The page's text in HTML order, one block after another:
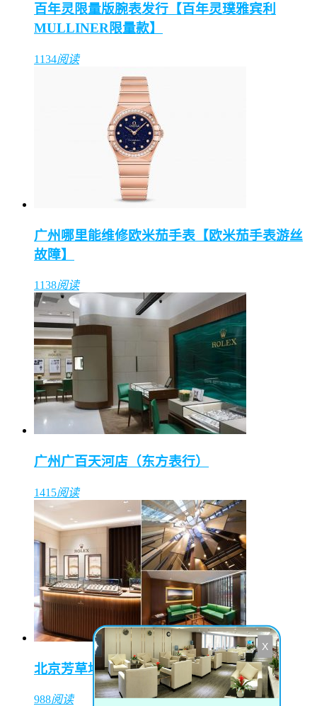
百年灵限量版腕表发行【百年灵璞雅宾利
MULLINER限量款】
1134阅读
广州哪里能维修欧米茄手表【欧米茄手表游丝
故障】
1138阅读
广州广百天河店（东方表行）
1415阅读
北京芳草地购物中心（东方表行）
988阅读
X